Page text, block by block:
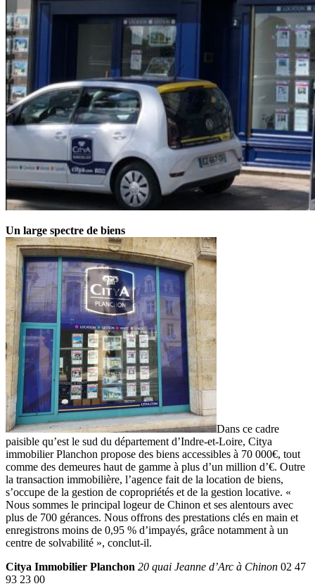
Un large spectre de biens
Dans ce cadre
paisible qu’est le sud du département d’Indre-et-Loire, Citya
immobilier Planchon propose des biens accessibles à 70 000€, tout
comme des demeures haut de gamme à plus d’un million d’€. Outre
la transaction immobilière, l’agence fait de la location de biens,
s’occupe de la gestion de copropriétés et de la gestion locative. «
Nous sommes le principal logeur de Chinon et ses alentours avec
plus de 700 gérances. Nous offrons des prestations clés en main et
enregistrons moins de 0,95 % d’impayés, grâce notamment à un
centre de solvabilité », conclut-il.
Citya Immobilier Planchon 20 quai Jeanne d’Arc à Chinon 02 47
93 23 00